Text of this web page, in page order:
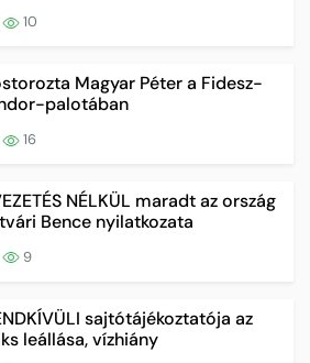
10
Magyar Péter a Fidesz-
palotában
16
NÉLKÜL maradt az ország
Bence nyilatkozata
9
sajtótájékoztatója az
leállása, vízhiány